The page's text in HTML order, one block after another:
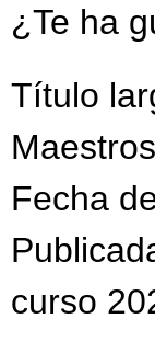
¿Te ha
Título
Fecha
curso